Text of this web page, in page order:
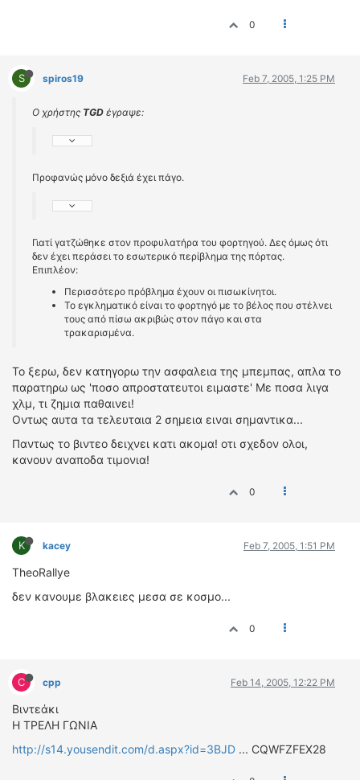
0
S spiros19 Feb 7, 2005, 1:25 PM
Ο χρήστης TGD έγραψε:
Προφανώς μόνο δεξιά έχει πάγο.
Γιατί γατζώθηκε στον προφυλατήρα του φορτηγού. Δες όμως ότι
δεν έχει περάσει το εσωτερικό περίβλημα της πόρτας.
Επιπλέον:
Περισσότερο πρόβλημα έχουν οι πισωκίνητοι.
Το εγκληματικό είναι το φορτηγό με το βέλος που στέλνει
τους από πίσω ακριβώς στον πάγο και στα
τρακαρισμένα.
Το ξερω, δεν κατηγορω την ασφαλεια της μπεμπας, απλα το
παρατηρω ως 'ποσο απροστατευτοι ειμαστε' Με ποσα λιγα
χλμ, τι ζημια παθαινει!
Οντως αυτα τα τελευταια 2 σημεια ειναι σημαντικα...
Παντως το βιντεο δειχνει κατι ακομα! οτι σχεδον ολοι,
κανουν αναποδα τιμονια!
0
K kacey Feb 7, 2005, 1:51 PM
TheoRallye
δεν κανουμε βλακειες μεσα σε κοσμο...
0
C cpp Feb 14, 2005, 12:22 PM
Βιντεάκι
Η ΤΡΕΛΗ ΓΩΝΙΑ
http://s14.yousendit.com/d.aspx?id=3BJD ... CQWFZFEX28